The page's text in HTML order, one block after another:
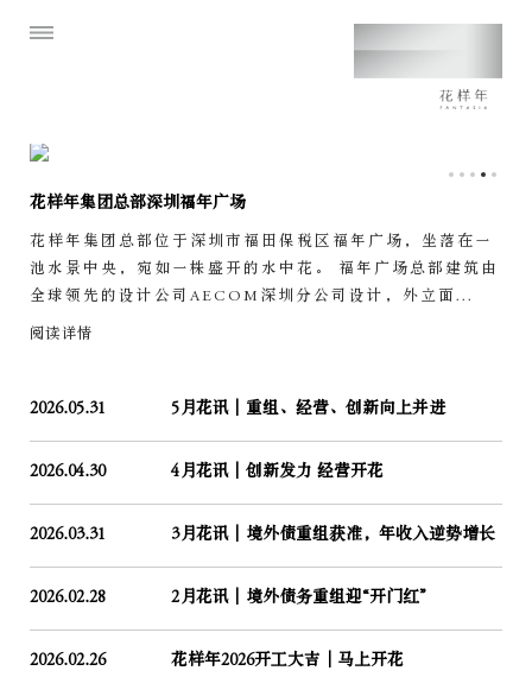
花样年集团总部深圳福年广场
花样年集团总部位于深圳市福田保税区福年广场，坐落在一
池水景中央，宛如一株盛开的水中花。 福年广场总部建筑由
全球领先的设计公司AECOM深圳分公司设计，外立面...
阅读详情
2026.05.31 5月花讯｜重组、经营、创新向上并进
2026.04.30 4月花讯｜创新发力 经营开花
2026.03.31 3月花讯｜境外债重组获准，年收入逆势增长
2026.02.28 2月花讯｜境外债务重组迎“开门红”
2026.02.26 花样年2026开工大吉│马上开花